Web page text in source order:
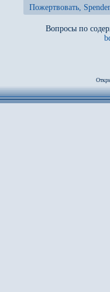
Пожертвовать,
Вопросы по